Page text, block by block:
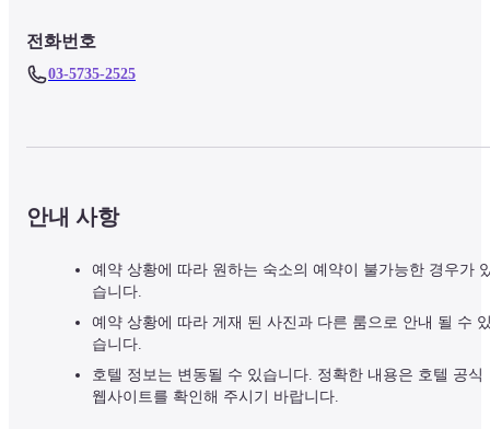
전화번호
03-5735-2525
안내 사항
예약 상황에 따라 원하는 숙소의 예약이 불가능한 경우가
습니다.
예약 상황에 따라 게재 된 사진과 다른 룸으로 안내 될 수
습니다.
호텔 정보는 변동될 수 있습니다. 정확한 내용은 호텔 공식
웹사이트를 확인해 주시기 바랍니다.